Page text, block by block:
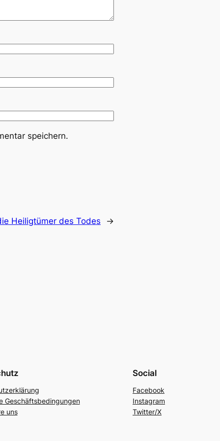
speichern.
Heiligtümer des Todes →
Geschäftsbedingungen
uns
Social
Facebook
Instagram
Twitter/X